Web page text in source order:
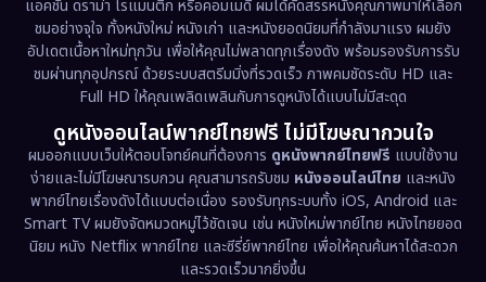
Drama ดราม่า (1,524)
Dystopian (17)
Emotional (61)
Epic มหากาพย์ (229)
Erotic (42)
แอคชั่น ดราม่า โรแมนติก หรือคอมเมดี้ ผมได้คัดสรรหนังคุณภาพมาให้เลือก
ชมอย่างจุใจ ทั้งหนังใหม่ หนังเก่า และหนังยอดนิยมที่กำลังมาแรง ผมยัง
อัปเดตเนื้อหาใหม่ทุกวัน เพื่อให้คุณไม่พลาดทุกเรื่องดัง พร้อมรองรับการรับ
ชมผ่านทุกอุปกรณ์ ด้วยระบบสตรีมมิ่งที่รวดเร็ว ภาพคมชัดระดับ HD และ
Full HD ให้คุณเพลิดเพลินกับการดูหนังได้แบบไม่มีสะดุด
ดูหนังออนไลน์พากย์ไทยฟรี ไม่มีโฆษณากวนใจ
ผมออกแบบเว็บให้ตอบโจทย์คนที่ต้องการ ดูหนังพากย์ไทยฟรี แบบใช้งาน
ง่ายและไม่มีโฆษณารบกวน คุณสามารถรับชม หนังออนไลน์ไทย และหนัง
พากย์ไทยเรื่องดังได้แบบต่อเนื่อง รองรับทุกระบบทั้ง iOS, Android และ
Smart TV ผมยังจัดหมวดหมู่ไว้ชัดเจน เช่น หนังใหม่พากย์ไทย หนังไทยยอด
นิยม หนัง Netflix พากย์ไทย และซีรี่ย์พากย์ไทย เพื่อให้คุณค้นหาได้สะดวก
และรวดเร็วมากยิ่งขึ้น